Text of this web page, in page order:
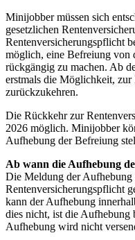
Minijobber müssen sich
gesetzlichen
Rentenversicherungspflicht
möglich, eine Befreiung von
rückgängig zu machen. Ab
erstmals die Möglichkeit,
zurückzukehren.
Die Rückkehr zur
2026 möglich. Minijobber
Aufhebung der Befreiung
Ab wann die Aufhebung
Die Meldung der
Rentenversicherungspflicht
kann der Aufhebung
dies nicht, ist die
Aufhebung wird nicht